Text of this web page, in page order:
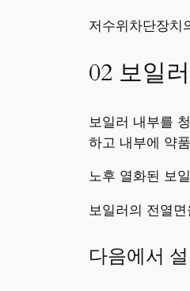
저수위차단장치
02 보일
보일러 내부를
하고 내부에 약
노후 열화된 보
보일러의 전열
다음에서